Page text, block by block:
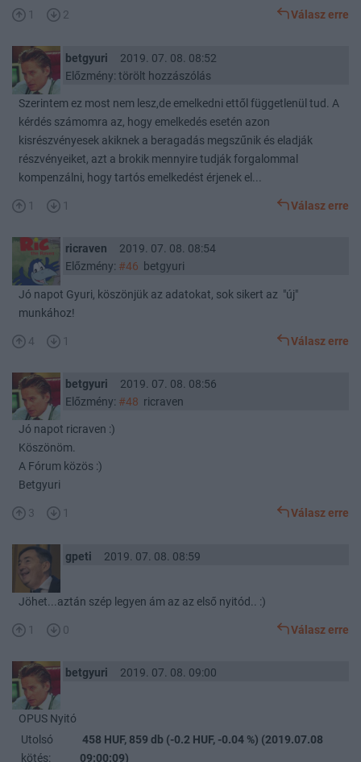
1 2 Válasz erre
betgyuri
2019. 07. 08. 08:52
Előzmény: törölt hozzászólás
Szerintem ez most nem lesz,de emelkedni ettől függetlenül tud. A
kérdés számomra az, hogy emelkedés esetén azon
kisrészvényesek akiknek a beragadás megszűnik és eladják
részvényeiket, azt a brokik mennyire tudják forgalommal
kompenzálni, hogy tartós emelkedést érjenek el...
1 1 Válasz erre
ricraven
2019. 07. 08. 08:54
Előzmény: #46 betgyuri
Jó napot Gyuri, köszönjük az adatokat, sok sikert az "új"
munkához!
4 1 Válasz erre
betgyuri
2019. 07. 08. 08:56
Előzmény: #48 ricraven
Jó napot ricraven :)
Köszönöm.
A Fórum közös :)
Betgyuri
3 1 Válasz erre
gpeti 2019. 07. 08. 08:59
Jöhet...aztán szép legyen ám az az első nyitód.. :)
1 0 Válasz erre
betgyuri 2019. 07. 08. 09:00
OPUS Nyitó
Utolsó
kötés:
458 HUF, 859 db (-0.2 HUF, -0.04 %) (2019.07.08
09:00:09)